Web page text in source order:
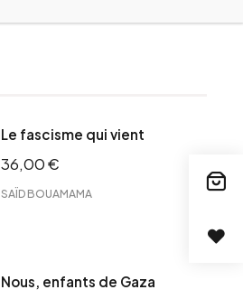
Le fascisme qui vient
36,00€
SAÏD BOUAMAMA
Nous, enfants de Gaza